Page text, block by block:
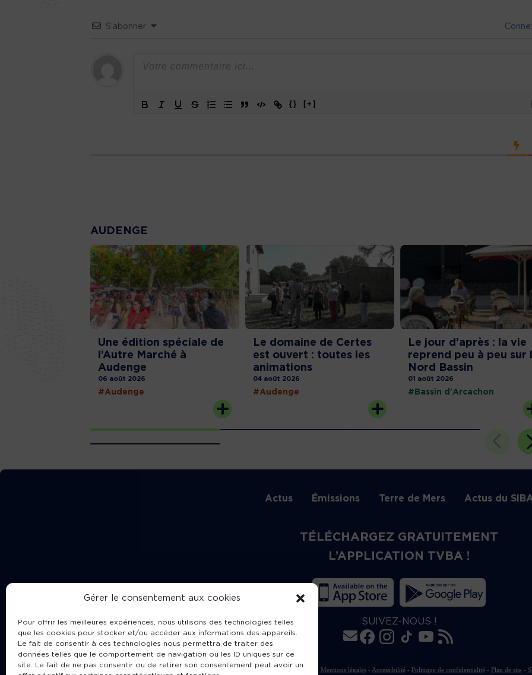
Gérer le consentement aux cookies
Pour offrir les meilleures expériences, nous utilisons des technologies telles
que les cookies pour stocker et/ou accéder aux informations des appareils.
Le fait de consentir à ces technologies nous permettra de traiter des
données telles que le comportement de navigation ou les ID uniques sur ce
site. Le fait de ne pas consentir ou de retirer son consentement peut avoir un
S’abonner
{} [+]
AUDENGE
Une édition spéciale de
l’Autre Marché à
Audenge
06 août 2026
#Audenge
Le domaine de Certes
est ouvert : toutes les
animations
04 août 2026
#Audenge
Le jour d’après : la vie
reprend peu à peu sur
Nord Bassin
01 août 2026
#Bassin d'Arcachon
Actus Émissions Terre de Mers Actus du
TÉLÉCHARGEZ GRATUITEMENT
L’APPLICATION TVBA !
SUIVEZ-NOUS !
Charte de publication Mentions légales- Accessibilité- Politique de confidentialité- Plan de site-